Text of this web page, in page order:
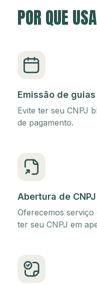
POR QUE
Emissão de guias
Evite ter seu CNPJ
de pagamento.
Abertura de CNPJ
Oferecemos
ter seu CNPJ em